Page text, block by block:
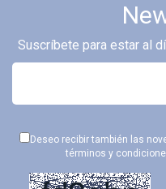
Suscríbete para estar al
Deseo recibir también las
términos y